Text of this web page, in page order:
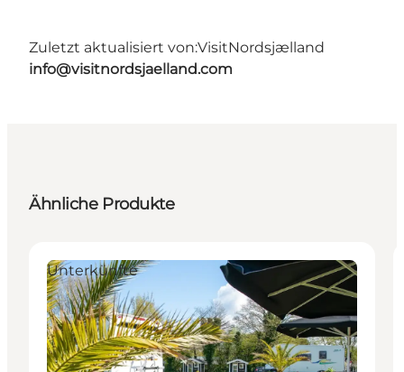
Zuletzt aktualisiert von:VisitNordsjælland
info@visitnordsjaelland.com
Ähnliche Produkte
Unterkünfte